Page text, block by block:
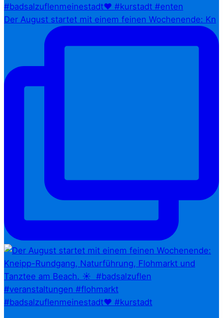
Der August startet mit einem feinen Wochenende: Kn